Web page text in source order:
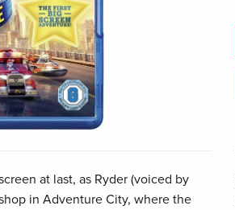
at last, as Ryder (voiced by
in Adventure City, where the